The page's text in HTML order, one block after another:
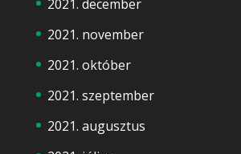
2021. december
2021. november
2021. október
2021. szeptember
2021. augusztus